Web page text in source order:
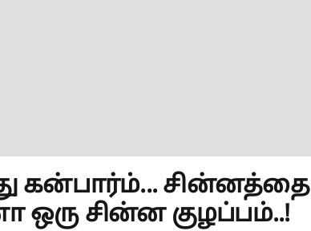
கன்பார்ம்... சின்னத்தை
சின்ன குழப்பம்..!